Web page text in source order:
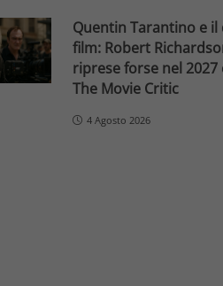
Quentin Tarantino e il
film: Robert
riprese forse nel 2027
The Movie Critic
4 Agosto 2026